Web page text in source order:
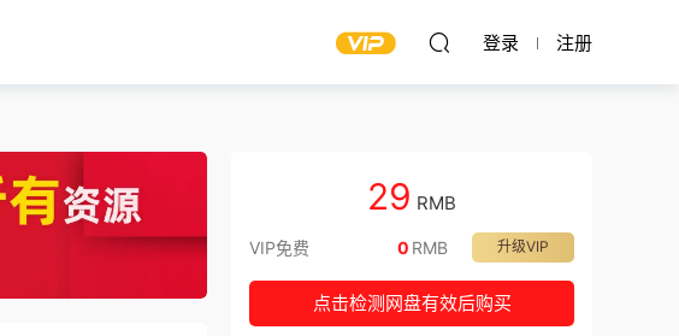
登录 注册
29 RMB
VIP免费 升级VIP
0 RMB
点击检测网盘有效后购买